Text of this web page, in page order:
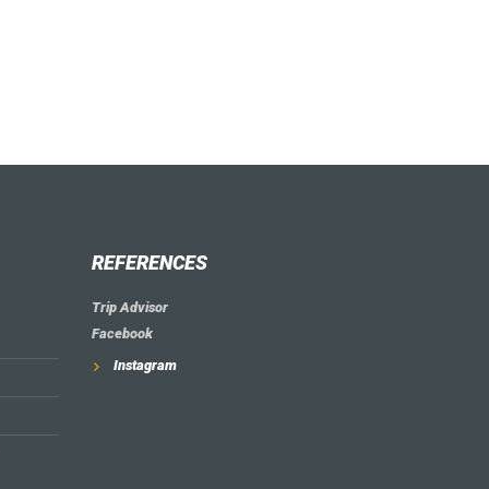
REFERENCES
Trip Advisor
Facebook
Instagram